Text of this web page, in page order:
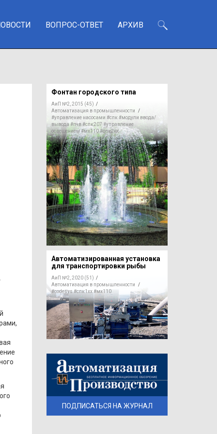
ВОПРОС-ОТВЕТ АРХИВ
Фонтан городского типа
АиП №2, 2015 (45) /
Автоматизация в промышленности /
#управление насосами #спк #модули ввода/
вывода#пчв#спк207 #управление
освещением#мх110#спк2хх
Автоматизированная установка
для транспортировки рыбы
АиП №2, 2020 (51) /
Автоматизация в промышленности /
#codesys#спк1хх#мх110
ПОДПИСАТЬСЯ НА ЖУРНАЛ